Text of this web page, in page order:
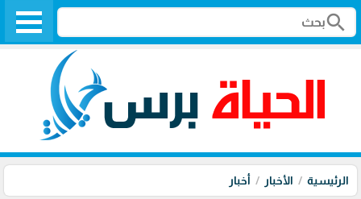
search
الرئيسية الأخبار أخبار